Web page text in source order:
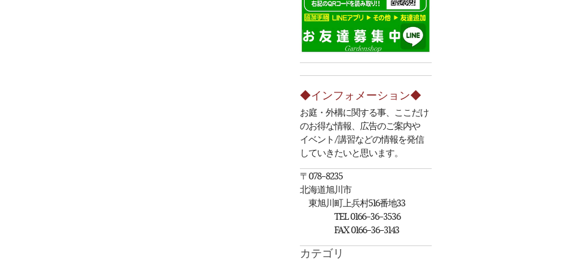
◆インフォメーション◆
お庭・外構に関する事、ここだけ
のお得な情報、広告のご案内や
イベント/講習などの情報を発信
していきたいと思います。
〒078-8235
北海道旭川市
東旭川町上兵村516番地33
TEL 0166-36-3536
FAX 0166-36-3143
カテゴリ